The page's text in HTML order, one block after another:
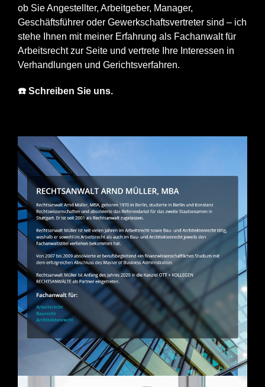
ob Sie Angestellter, Arbeitgeber, Manager,
Geschäftsführer oder Gewerkschaftsvertreter sind – ich
stehe Ihnen mit meiner Erfahrung als Fachanwalt für
Arbeitsrecht zur Seite und vertrete Ihre Interessen in
Verhandlungen und Gerichtsverfahren.
☎️ Schreiben Sie uns.